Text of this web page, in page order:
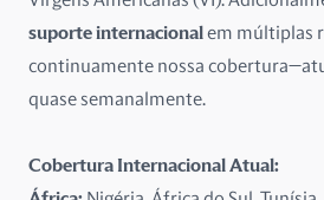
França
Hungria
suporte internacional em múltiplas
continuamente nossa
quase semanalmente.
Cobertura Internacional Atual: